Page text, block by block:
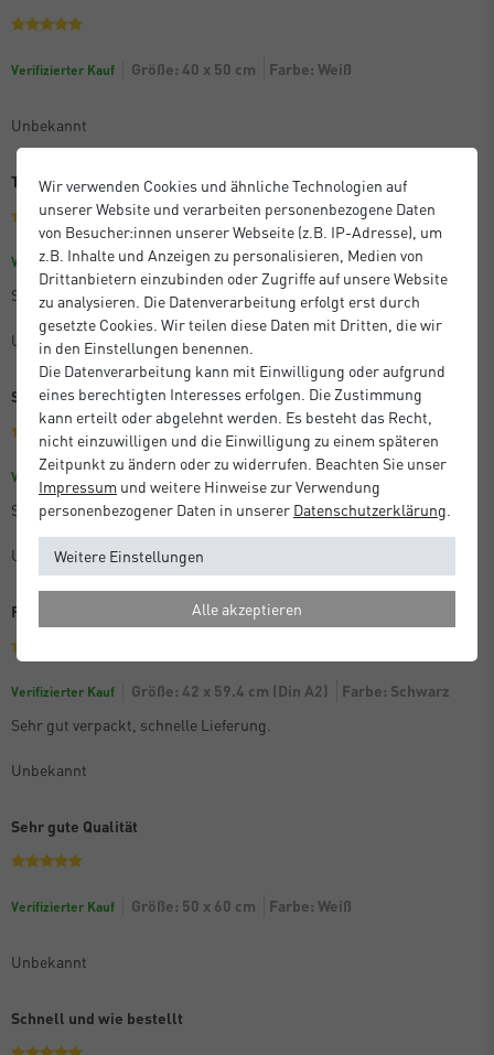
Verifizierter Kauf Größe: 40 x 50 cm Farbe: Weiß
Unbekannt
Toller Rahmen
Verifizierter Kauf Größe: 59,4 x 84,1 cm (A1)
Farbe: Schwarz
Super Service!
Unbekannt
Sehr gut
Verifizierter Kauf Farbe: Weiß
Größe: 30 x 30 cm
Sehr gute Qualität, ich bin sehr zufrieden
Unbekannt
Prima Lieferung
Verifizierter Kauf Größe: 42 x 59.4 cm (Din A2)
Farbe: Schwarz
Sehr gut verpackt, schnelle Lieferung.
Unbekannt
Sehr gute Qualität
Verifizierter Kauf Größe: 50 x 60 cm Farbe: Weiß
Unbekannt
Schnell und wie bestellt
Wir verwenden Cookies und ähnliche Technologien auf
unserer Website und verarbeiten personenbezogene Daten
von Besucher:innen unserer Webseite (z.B. IP-Adresse), um
z.B. Inhalte und Anzeigen zu personalisieren, Medien von
Drittanbietern einzubinden oder Zugriffe auf unsere Website
zu analysieren. Die Datenverarbeitung erfolgt erst durch
gesetzte Cookies. Wir teilen diese Daten mit Dritten, die wir
in den Einstellungen benennen.
Die Datenverarbeitung kann mit Einwilligung oder aufgrund
eines berechtigten Interesses erfolgen. Die Zustimmung
kann erteilt oder abgelehnt werden. Es besteht das Recht,
nicht einzuwilligen und die Einwilligung zu einem späteren
Zeitpunkt zu ändern oder zu widerrufen. Beachten Sie unser
Impressum und weitere Hinweise zur Verwendung
personenbezogener Daten in unserer Daten­schutz­erklärung
Weitere Einstellungen
Alle akzeptieren